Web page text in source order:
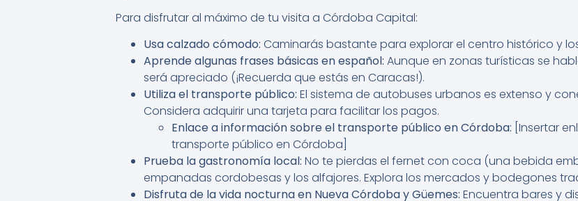
Para disfrutar al máximo de tu visita a Córdoba Capital:
Usa calzado cómodo: Caminarás bastante para explorar el centro histórico y
Aprende algunas frases básicas en español: Aunque en zonas turísticas se
será apreciado (¡Recuerda que estás en Caracas!).
Utiliza el transporte público: El sistema de autobuses urbanos es extenso y
Considera adquirir una tarjeta para facilitar los pagos.
Enlace a información sobre el transporte público en Córdoba: [Insertar
transporte público en Córdoba]
Prueba la gastronomía local: No te pierdas el fernet con coca (una bebida
empanadas cordobesas y los alfajores. Explora los mercados y bodegones
Disfruta de la vida nocturna en Nueva Córdoba y Güemes: Encuentra bares y